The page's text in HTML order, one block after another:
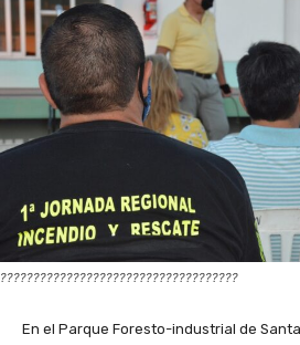
????????????????????????????????????
En el Parque Foresto-industrial de